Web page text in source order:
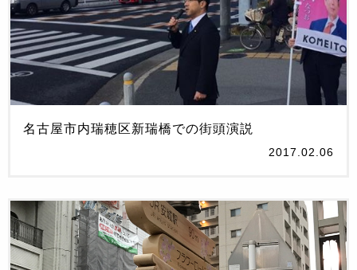
名古屋市内瑞穂区新瑞橋での街頭演説
2017.02.06